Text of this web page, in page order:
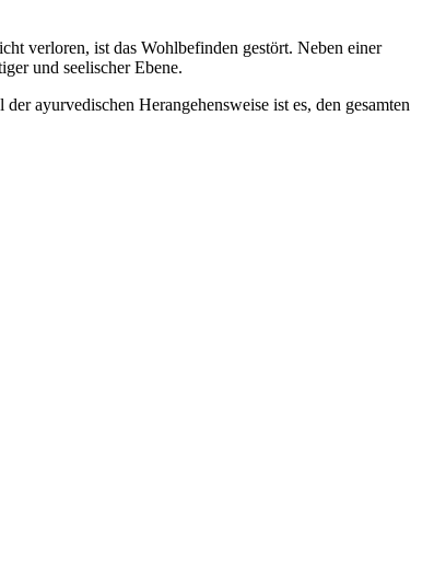
verloren, ist das Wohlbefinden gestört. Neben einer
und seelischer Ebene.
ayurvedischen Herangehensweise ist es, den gesamten